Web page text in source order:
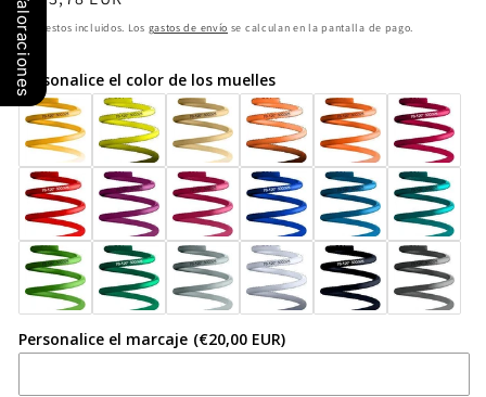
Coilover
13286006
INFINITI
G37
V36
08-
13
Coilover
13286006
INFINITI
G37
V36
08-
13
habitual
Impuestos incluidos. Los gastos de envío se calculan en la pantalla de pago.
Personalice el color de los muelles
Personalice el marcaje (€20,00 EUR)
Valoraciones